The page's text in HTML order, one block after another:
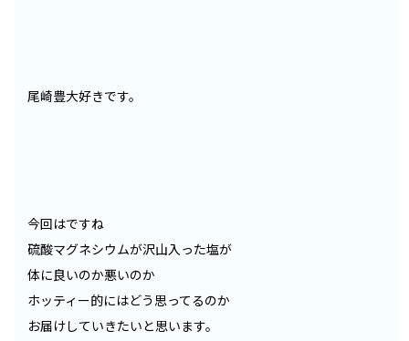
尾崎豊大好きです。
今回はですね
硫酸マグネシウムが沢山入った塩が
体に良いのか悪いのか
ホッティー的にはどう思ってるのか
お届けしていきたいと思います。